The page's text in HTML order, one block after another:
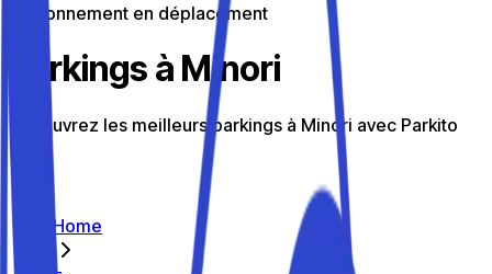
Stationnement en déplacement
Parkings à Minori
Découvrez les meilleurs parkings à Minori avec Parkito
Home